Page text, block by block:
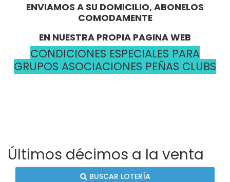
ENVIAMOS A SU DOMICILIO, ABONELOS
COMODAMENTE
EN NUESTRA PROPIA PAGINA WEB
CONDICIONES ESPECIALES PARA
GRUPOS ASOCIACIONES PEÑAS CLUBS
Últimos décimos a la venta
BUSCAR LOTERÍA